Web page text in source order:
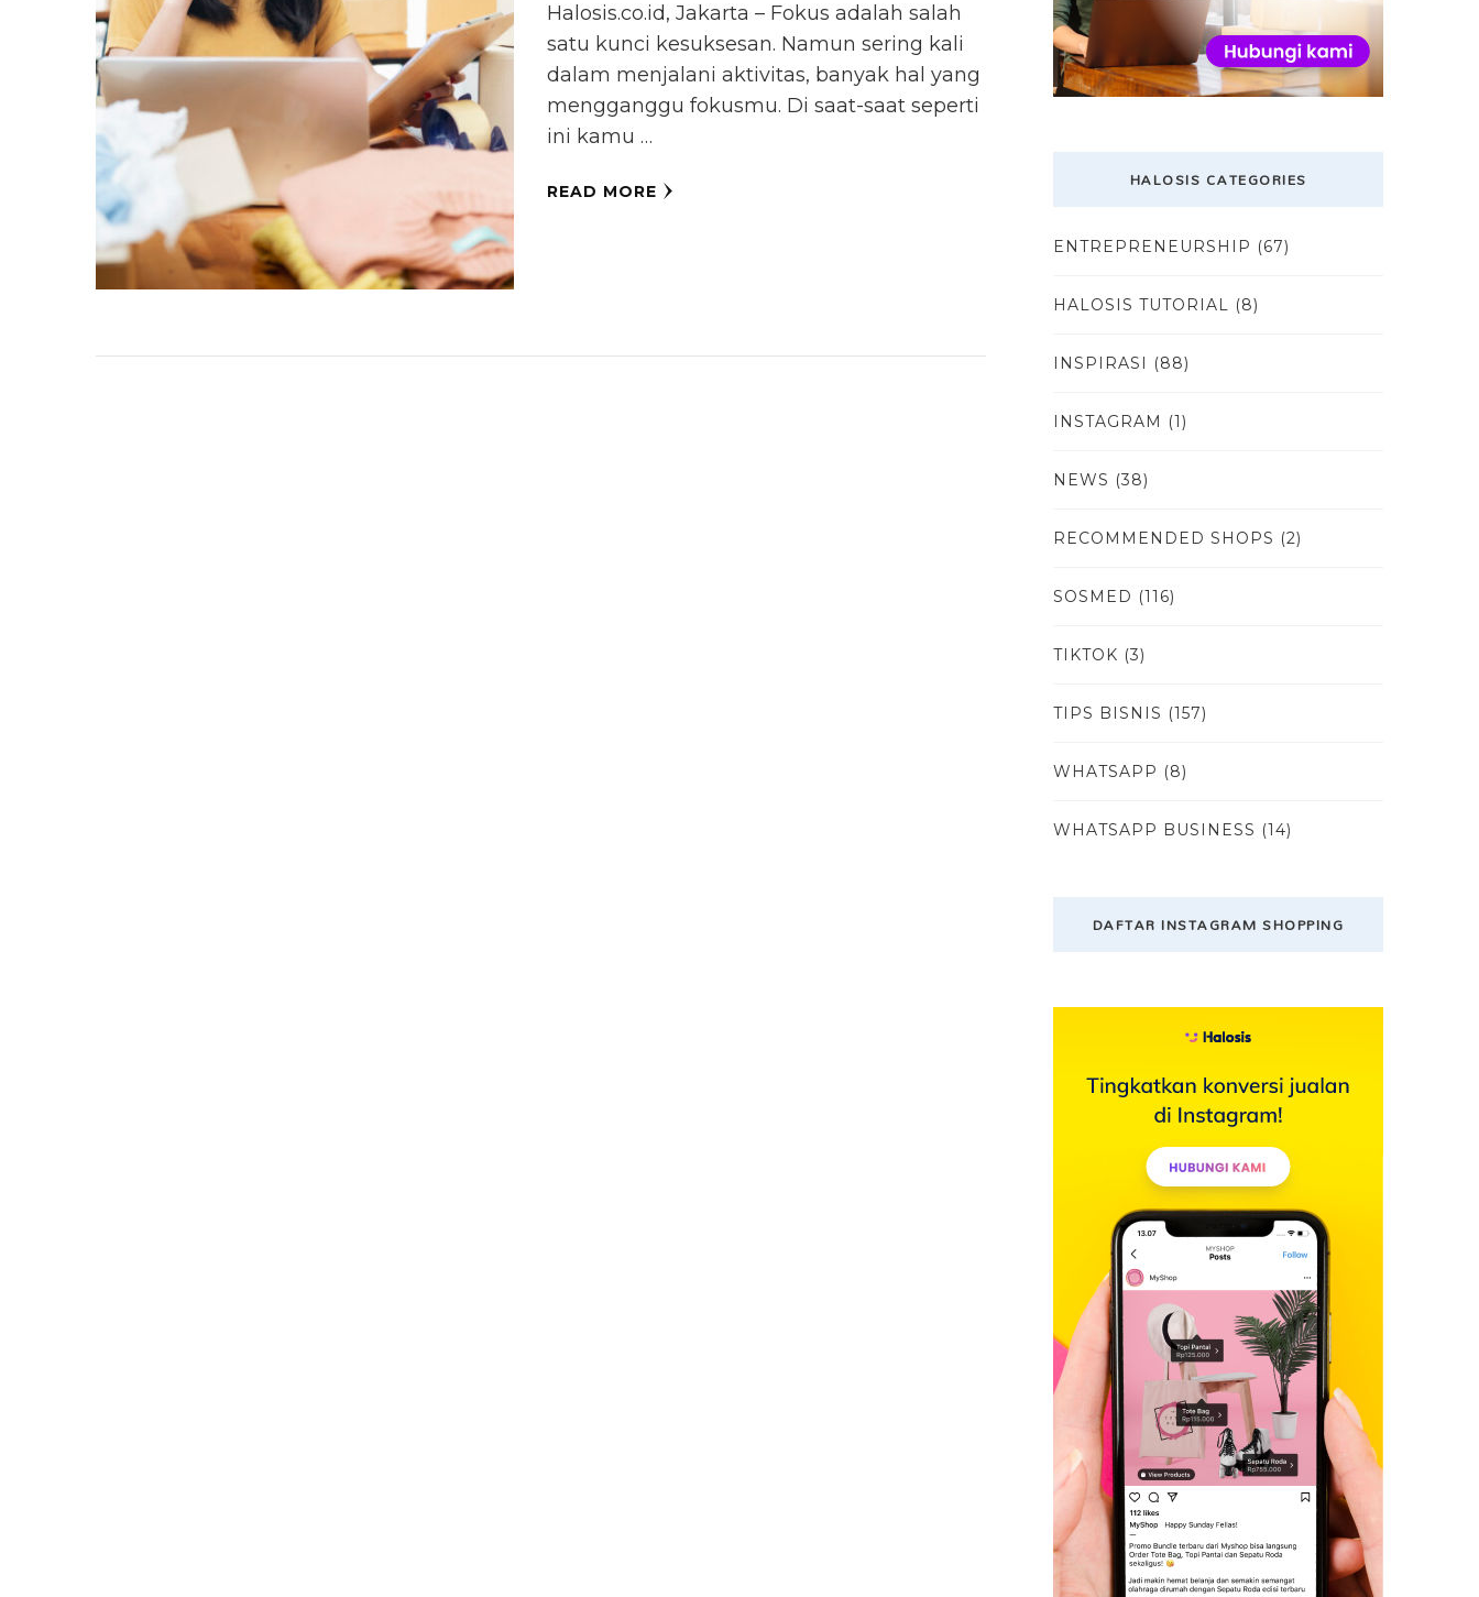
Halosis.co.id, Jakarta ​– Fokus adalah salah
satu kunci kesuksesan. Namun sering kali
dalam menjalani aktivitas, banyak hal yang
mengganggu fokusmu. Di saat-saat seperti
ini kamu …
READ MORE HALOSIS CATEGORIES
ENTREPRENEURSHIP (67)
HALOSIS TUTORIAL (8)
INSPIRASI (88)
INSTAGRAM (1)
NEWS (38)
RECOMMENDED SHOPS (2)
SOSMED (116)
TIKTOK (3)
TIPS BISNIS (157)
WHATSAPP (8)
WHATSAPP BUSINESS (14)
DAFTAR INSTAGRAM SHOPPING